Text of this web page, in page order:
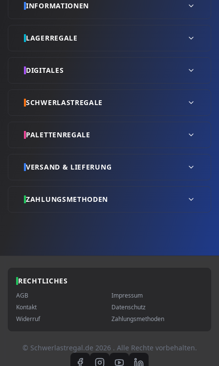
INFORMATIONEN
LAGERREGALE
DIGITALES
SCHWERLASTREGALE
PALETTENREGALE
VERSAND & LIEFERUNG
ZAHLUNGSMETHODEN
RECHTLICHES
AGB
Impressum
Kontakt
Datenschutz
Widerruf
Zahlungsmethoden
© Schwerlastregal.de 2026 . Alle Rechte vorbehalten.